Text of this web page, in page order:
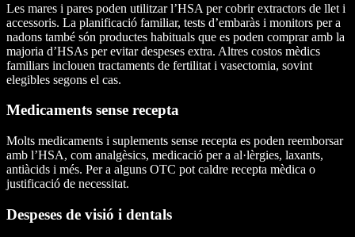
Les mares i pares poden utilitzar l’HSA per cobrir extractors de llet i
accessoris. La planificació familiar, tests d’embaràs i monitors per a
nadons també són productes habituals que es poden comprar amb la
majoria d’HSAs per evitar despeses extra. Altres costos mèdics
familiars inclouen tractaments de fertilitat i vasectomia, sovint
elegibles segons el cas.
Medicaments sense recepta
Molts medicaments i suplements sense recepta es poden reemborsar
amb l’HSA, com analgèsics, medicació per a al·lèrgies, laxants,
antiàcids i més. Per a alguns OTC pot caldre recepta mèdica o
justificació de necessitat.
Despeses de visió i dentals